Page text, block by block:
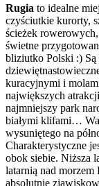
Rugia to idealne
czyściutkie kurorty,
ścieżek
świetne
bliziutko Polski :) Są
kuracyjnymi i
największych
najmniejszy park
białymi klifami…
wysuniętego na
Charakterystyczne
obok siebie. Niższa
latarnią nad
absolutnie